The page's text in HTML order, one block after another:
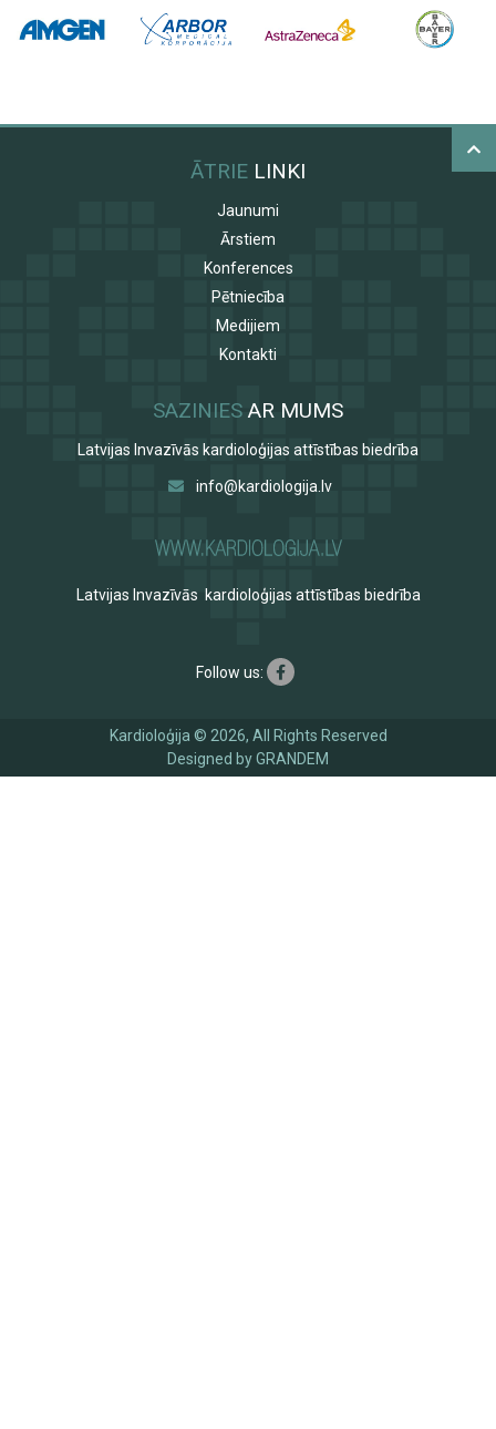
ĀTRIE LINKI
Jaunumi
Ārstiem
Konferences
Pētniecība
Medijiem
Kontakti
SAZINIES AR MUMS
Latvijas Invazīvās kardioloģijas attīstības biedrība
info@kardiologija.lv
Latvijas Invazīvās kardioloģijas attīstības biedrība
Follow us:
Kardioloģija © 2026, All Rights Reserved
Designed byGRANDEM